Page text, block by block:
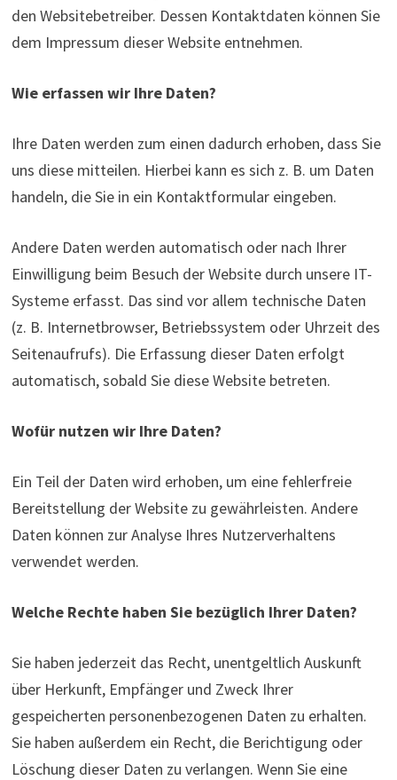
den Websitebetreiber. Dessen Kontaktdaten können Sie
dem Impressum dieser Website entnehmen.
Wie erfassen wir Ihre Daten?
Ihre Daten werden zum einen dadurch erhoben, dass Sie
uns diese mitteilen. Hierbei kann es sich z. B. um Daten
handeln, die Sie in ein Kontaktformular eingeben.
Andere Daten werden automatisch oder nach Ihrer
Einwilligung beim Besuch der Website durch unsere IT-
Systeme erfasst. Das sind vor allem technische Daten
(z. B. Internetbrowser, Betriebssystem oder Uhrzeit des
Seitenaufrufs). Die Erfassung dieser Daten erfolgt
automatisch, sobald Sie diese Website betreten.
Wofür nutzen wir Ihre Daten?
Ein Teil der Daten wird erhoben, um eine fehlerfreie
Bereitstellung der Website zu gewährleisten. Andere
Daten können zur Analyse Ihres Nutzerverhaltens
verwendet werden.
Welche Rechte haben Sie bezüglich Ihrer Daten?
Sie haben jederzeit das Recht, unentgeltlich Auskunft
über Herkunft, Empfänger und Zweck Ihrer
gespeicherten personenbezogenen Daten zu erhalten.
Sie haben außerdem ein Recht, die Berichtigung oder
Löschung dieser Daten zu verlangen. Wenn Sie eine